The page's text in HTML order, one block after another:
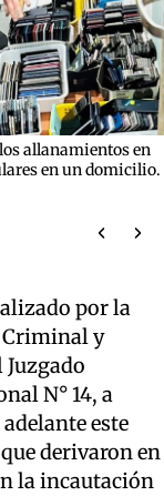
allanamientos en
en un domicilio.
por la
Criminal y
Juzgado
N° 14, a
este
derivaron en
la incautación